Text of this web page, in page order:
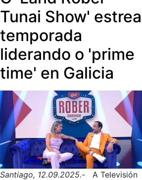
renovado. Tamén asistiron as novas
caras dos Informativos e Deportes da
TVG e as voces que acompañan cada
día a audiencia desde a Radio
Galega.
Tunai Show' estrea
temporada
liderando o 'prime
time' en Galicia
Santiago, 12.09.2025.-
A Televisión